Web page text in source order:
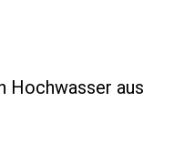
Hochwasser aus